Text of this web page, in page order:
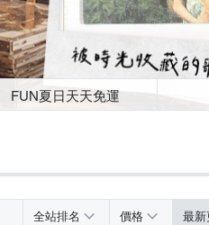
FUN夏日天天免運
全站排名 價格 最